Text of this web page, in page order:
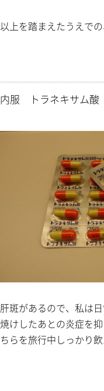
以上を踏まえたうえで
内服 トラネキサム酸
肝斑があるので、私は
焼けしたあとの炎症を
ちらを旅行中しっかり飲